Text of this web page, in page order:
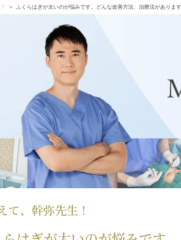
ふくらはぎが太いのが悩みです。どんな改善方法、治療法がありま
て、幹弥先生！